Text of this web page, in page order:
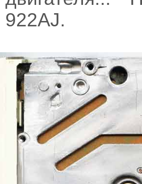
922AJ.